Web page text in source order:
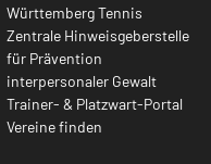
Württemberg Tennis
Zentrale Hinweisgeberstelle
für Prävention
interpersonaler Gewalt
Trainer- & Platzwart-Portal
Vereine finden